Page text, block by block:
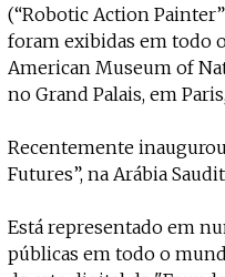
Coffeelabs Cursos
(“Robotic Action
foram exibidas em todo
American Museum of
no Grand Palais, em
Recentemente
Futures”, na Arábia
Está representado em
públicas em todo o